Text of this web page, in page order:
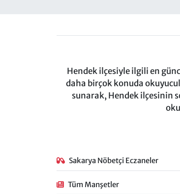
Hendek ilçesiyle ilgili en
daha birçok konuda
sunarak, Hendek ilçesinin
Sakarya Nöbetçi Eczaneler
Tüm Manşetler